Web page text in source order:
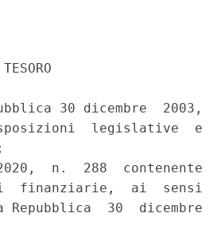
TESORO
30 dicembre  2003,
legislative  e
n.  288  contenente
finanziarie,  ai  sensi
30  dicembre